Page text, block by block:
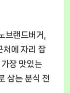
브랜드버거,
처에 자리 잡
장 맛있는
삼는 분식 전